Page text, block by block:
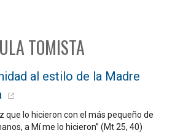
TOMISTA
al estilo de la Madre
que lo hicieron con el más pequeño de
a Mí me lo hicieron” (Mt 25, 40)